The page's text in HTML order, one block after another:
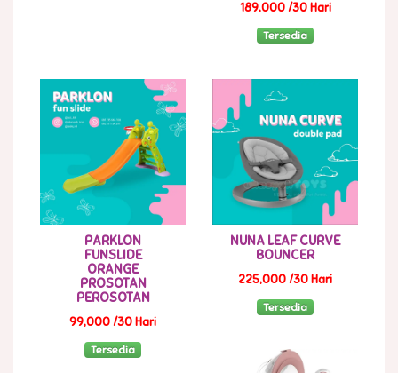
189,000 /30 Hari
Tersedia
PARKLON
FUNSLIDE
ORANGE
PROSOTAN
PEROSOTAN
99,000 /30 Hari
Tersedia
NUNA LEAF CURVE
BOUNCER
225,000 /30 Hari
Tersedia